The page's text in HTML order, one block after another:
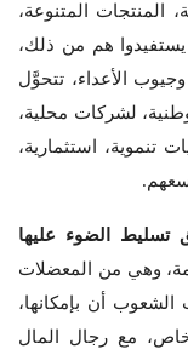
المنتجات المتنوعة،
يستفيدوا هم من ذلك،
الأعداء، تتحوَّل
لشركات محلية،
تنموية، استثمارية،
الضوء عليها
وهي من المعضلات
أن بإمكانها،
مع رجال المال